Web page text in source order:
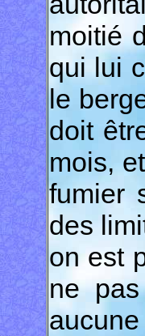
moitié
qui lui
le
doit
mois,
fumier
des
on est
ne